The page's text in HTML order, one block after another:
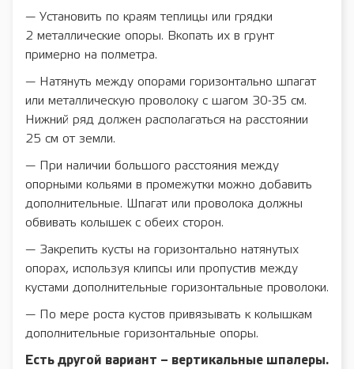
— Установить по краям теплицы или грядки
2 металлические опоры. Вкопать их в грунт
примерно на полметра.
— Натянуть между опорами горизонтально шпагат
или металлическую проволоку с шагом 30-35 см.
Нижний ряд должен располагаться на расстоянии
25 см от земли.
— При наличии большого расстояния между
опорными кольями в промежутки можно добавить
дополнительные. Шпагат или проволока должны
обвивать колышек с обеих сторон.
— Закрепить кусты на горизонтально натянутых
опорах, используя клипсы или пропустив между
кустами дополнительные горизонтальные проволоки.
— По мере роста кустов привязывать к колышкам
дополнительные горизонтальные опоры.
Есть другой вариант – вертикальные шпалеры.